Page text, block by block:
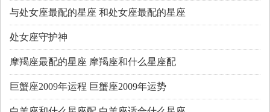
与处女座最配的星座 和处女座最配的星座
处女座守护神
摩羯座最配的星座 摩羯座和什么星座配
巨蟹座2009年运程 巨蟹座2009年运势